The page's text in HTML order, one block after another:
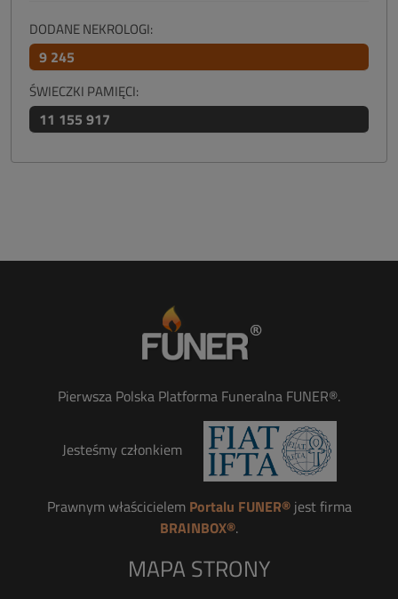
DODANE NEKROLOGI:
9 245
ŚWIECZKI PAMIĘCI:
11 155 917
Pierwsza Polska Platforma Funeralna FUNER®.
Jesteśmy członkiem
Prawnym właścicielem Portalu FUNER®jest firma
BRAINBOX®.
MAPA STRONY